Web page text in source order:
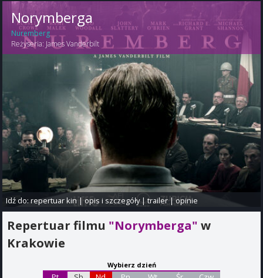
Norymberga
Nuremberg
Reżyseria: James Vanderbilt
Idź do:repertuar kin |opis i szczegóły|trailer|opinie
Repertuar filmu "Norymberga" w
Krakowie
Wybierz dzień